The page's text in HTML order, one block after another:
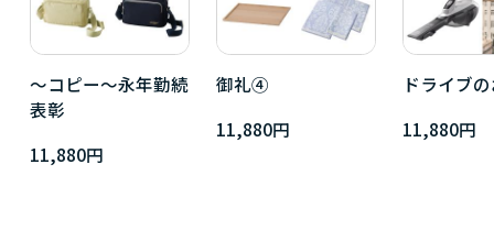
～コピー～永年勤続
表彰
11,880円
御礼④
11,880円
ドライブ
11,880円